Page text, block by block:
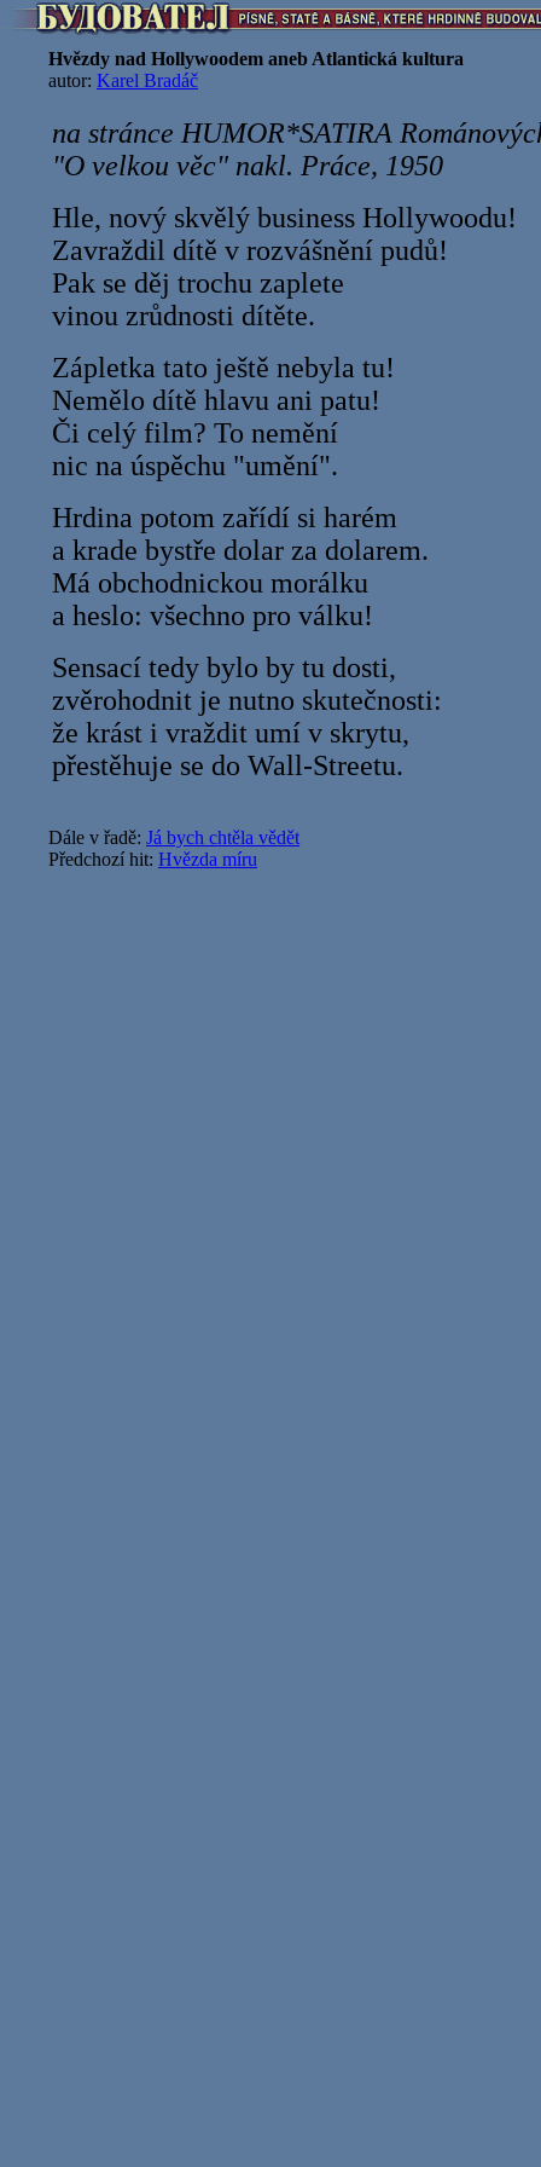
Hvězdy nad Hollywoodem aneb Atlantická kultura
autor: Karel Bradáč
na stránce HUMOR*SATIRA
"O velkou věc" nakl. Práce, 1950
Hle, nový skvělý business Hollywoodu!
Zavraždil dítě v rozvášnění pudů!
Pak se děj trochu zaplete
vinou zrůdnosti dítěte.
Zápletka tato ještě nebyla tu!
Nemělo dítě hlavu ani patu!
Či celý film? To nemění
nic na úspěchu "umění".
Hrdina potom zařídí si harém
a krade bystře dolar za dolarem.
Má obchodnickou morálku
a heslo: všechno pro válku!
Sensací tedy bylo by tu dosti,
zvěrohodnit je nutno skutečnosti:
že krást i vraždit umí v skrytu,
přestěhuje se do Wall-Streetu.
Dále v řadě: Já bych chtěla vědět
Předchozí hit: Hvězda míru